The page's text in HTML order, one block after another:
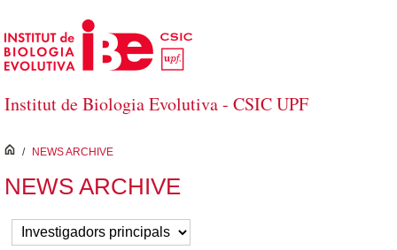
Skip to Main Content
Institut de Biologia Evolutiva - CSIC UPF
inici
/ NEWS ARCHIVE
NEWS ARCHIVE